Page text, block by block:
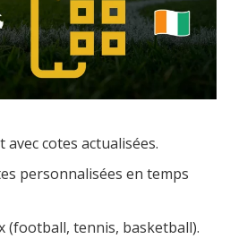
avec cotes actualisées.
personnalisées en temps
(football, tennis, basketball).